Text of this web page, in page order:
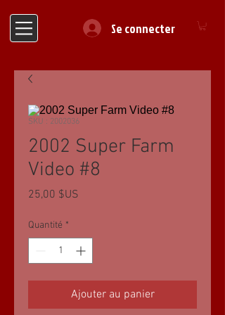
Se connecter
SKU : 2002036
2002 Super Farm
Video #8
25,00 $US
Quantité *
Ajouter au panier